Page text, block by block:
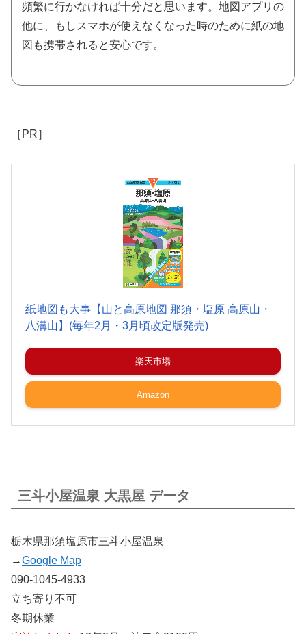
頻繁に行かなければ十分だと思います。地図アプリの
他に、もしスマホが使えなくなった時のために紙の地
図も携帯されると安心です。
［PR］
紙地図も大事【山と高原地図 那須・塩原 高原山・
八溝山】(毎年2月・3月頃改定版発売)
楽天市場
Amazon
三斗小屋温泉 大黒屋 データ
栃木県那須塩原市三斗小屋温泉
→Google Map
090-1045-4933
立ち寄り不可
冬期休業